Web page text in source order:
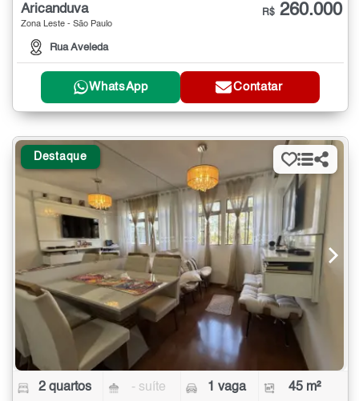
Aricanduva
Zona Leste - São Paulo
Rua Aveleda
R$ 260.000
WhatsApp Contatar
Destaque
2 quartos - suíte 1 vaga 45 m²